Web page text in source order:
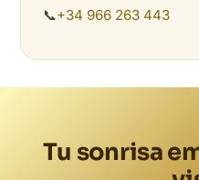
📞+34 966 263 443
Tu sonrisa